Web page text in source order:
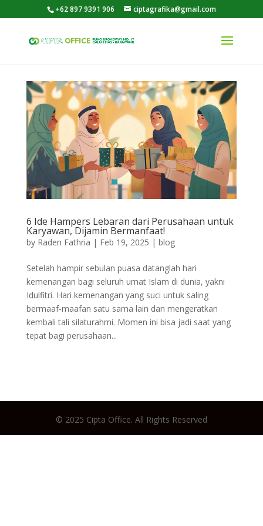
+62 897 9391 906 ciptagrafika@gmail.com
6 Ide Hampers Lebaran dari Perusahaan untuk
Karyawan, Dijamin Bermanfaat!
by Raden Fathria | Feb 19, 2025 | blog
Setelah hampir sebulan puasa datanglah hari
kemenangan bagi seluruh umat Islam di dunia, yakni
Idulfitri. Hari kemenangan yang suci untuk saling
bermaaf-maafan satu sama lain dan mengeratkan
kembali tali silaturahmi. Momen ini bisa jadi saat yang
tepat bagi perusahaan...
© 2025 Cipta Office. All Rights Reserved